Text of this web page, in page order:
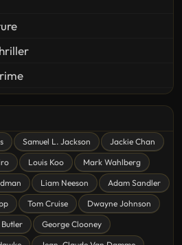
Samuel L. Jackson
Jackie Chan
Louis Koo
Mark Wahlberg
Liam Neeson
Adam Sandler
Tom Cruise
Dwayne Johnson
George Clooney